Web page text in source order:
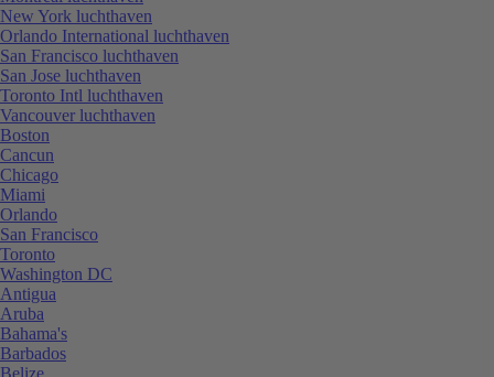
New York luchthaven
Orlando International luchthaven
San Francisco luchthaven
San Jose luchthaven
Toronto Intl luchthaven
Vancouver luchthaven
Boston
Cancun
Chicago
Miami
Orlando
San Francisco
Toronto
Washington DC
Antigua
Aruba
Bahama's
Barbados
Belize